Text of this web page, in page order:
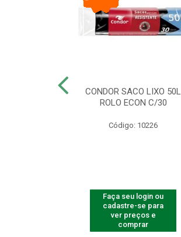
CONDOR SACO LIXO 50L
ROLO ECON C/30
Código: 10226
Faça seu login ou
cadastre-se para
ver preços e
comprar